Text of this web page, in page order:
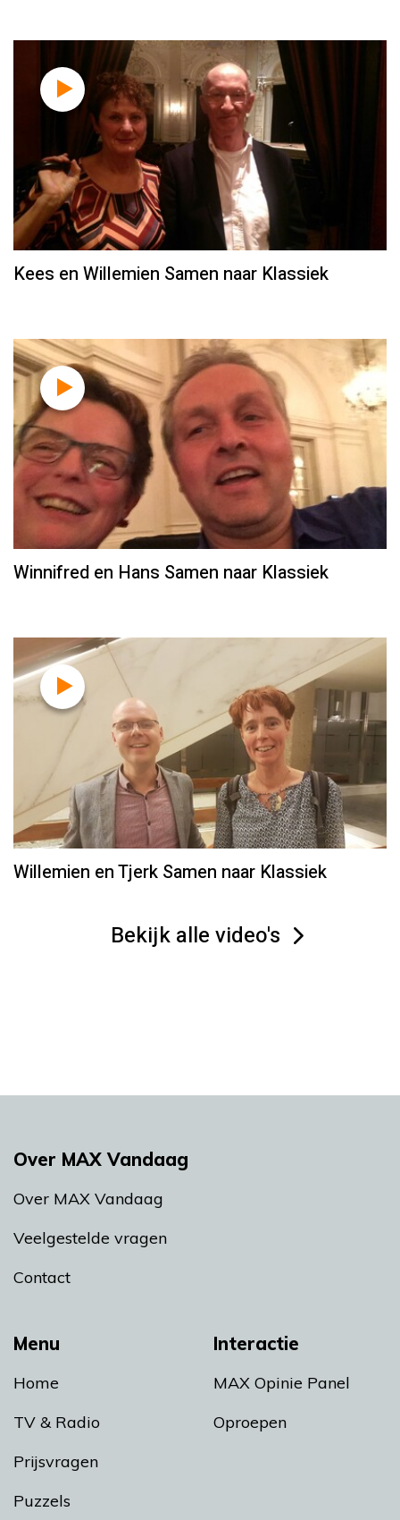
Kees en Willemien Samen naar Klassiek
Winnifred en Hans Samen naar Klassiek
Willemien en Tjerk Samen naar Klassiek
Bekijk alle video's
Menu
Home
TV & Radio
Prijsvragen
Puzzels
Interactie
MAX Opinie Panel
Oproepen
Over MAX Vandaag
Over MAX Vandaag
Veelgestelde vragen
Contact